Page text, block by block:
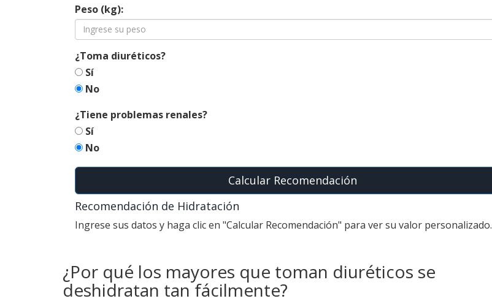
Peso (kg):
¿Toma diuréticos?
Sí
No
¿Tiene problemas renales?
Sí
No
Calcular Recomendación
Recomendación de Hidratación
Ingrese sus datos y haga clic en "Calcular Recomendación" para ver su valor personalizado.
¿Por qué los mayores que toman diuréticos se
deshidratan tan fácilmente?